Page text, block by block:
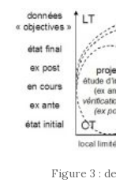
Figure 3 :